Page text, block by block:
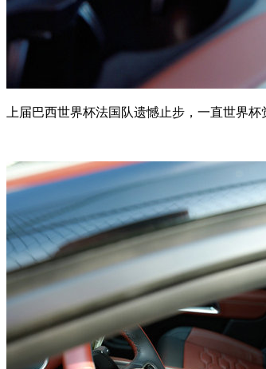
上届巴西世界杯法国队遗憾止步，一直世界